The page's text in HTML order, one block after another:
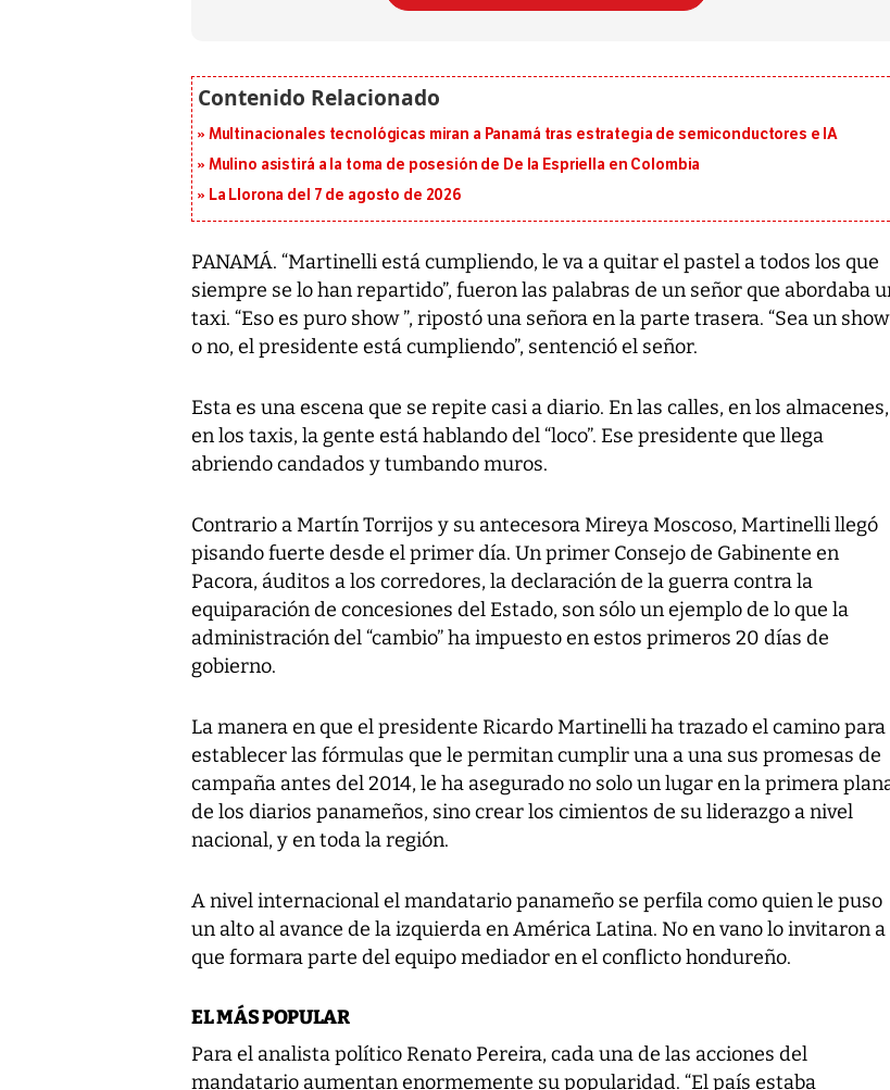
Multinacionales tecnológicas miran a Panamá tras estrategia de semiconductores e IA
Mulino asistirá a la toma de posesión de De la Espriella en Colombia
La Llorona del 7 de agosto de 2026
PANAMÁ. “Martinelli está cumpliendo, le va a quitar el pastel a todos los que
siempre se lo han repartido”, fueron las palabras de un señor que abordaba
taxi. “Eso es puro show ”, ripostó una señora en la parte trasera. “Sea un show
o no, el presidente está cumpliendo”, sentenció el señor.
Esta es una escena que se repite casi a diario. En las calles, en los almacenes,
en los taxis, la gente está hablando del “loco”. Ese presidente que llega
abriendo candados y tumbando muros.
Contrario a Martín Torrijos y su antecesora Mireya Moscoso, Martinelli llegó
pisando fuerte desde el primer día. Un primer Consejo de Gabinente en
Pacora, áuditos a los corredores, la declaración de la guerra contra la
equiparación de concesiones del Estado, son sólo un ejemplo de lo que la
administración del “cambio” ha impuesto en estos primeros 20 días de
gobierno.
La manera en que el presidente Ricardo Martinelli ha trazado el camino para
establecer las fórmulas que le permitan cumplir una a una sus promesas de
campaña antes del 2014, le ha asegurado no solo un lugar en la primera
de los diarios panameños, sino crear los cimientos de su liderazgo a nivel
nacional, y en toda la región.
A nivel internacional el mandatario panameño se perfila como quien le puso
un alto al avance de la izquierda en América Latina. No en vano lo invitaron a
que formara parte del equipo mediador en el conflicto hondureño.
EL MÁS POPULAR
Para el analista político Renato Pereira, cada una de las acciones del
mandatario aumentan enormemente su popularidad. “El país estaba
al sur de Japón, provocando una